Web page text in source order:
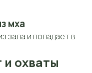
мха
зала и попадает в
и охваты